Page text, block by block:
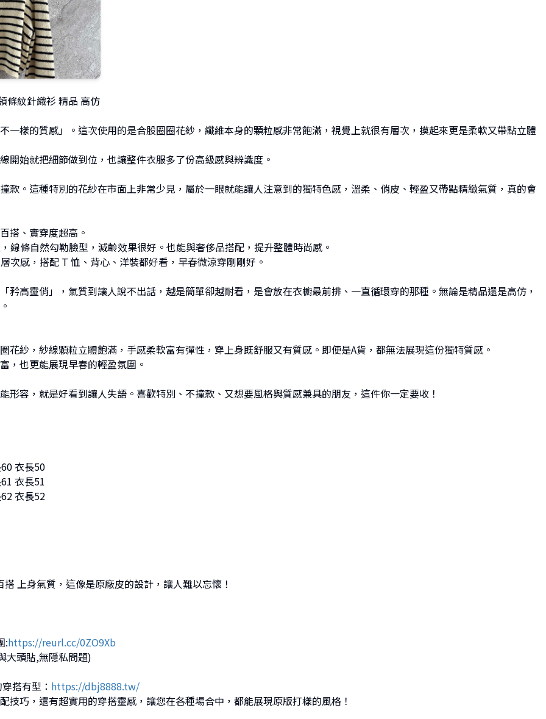
條紋針織衫 精品 高仿
一樣的質感」。這次使用的是合股圈圈花紗，纖維本身的顆粒感非常飽滿，視覺上就很有層次，摸起來更是柔軟又帶點立體
開始就把細節做到位，也讓整件衣服多了份高級感與辨識度。
款。這種特別的花紗在市面上非常少見，屬於一眼就能讓人注意到的獨特色感，溫柔、俏皮、輕盈又帶點精緻氣質，真的會
搭、實穿度超高。
線條自然勾勒臉型，減齡效果很好。也能與奢侈品搭配，提升整體時尚感。
次感，搭配 T 恤、背心、洋裝都好看，早春微涼穿剛剛好。
矜高靈俏」，氣質到讓人說不出話，越是簡單卻越耐看，是會放在衣櫥最前排、一直循環穿的那種。無論是精品還是高仿，
花紗，紗線顆粒立體飽滿，手感柔軟富有彈性，穿上身既舒服又有質感。即便是A貨，都無法展現這份獨特質感。
，也更能展現早春的輕盈氛圍。
形容，就是好看到讓人失語。喜歡特別、不撞款、又想要風格與質感兼具的朋友，這件你一定要收！
衣長50
衣長51
衣長52
上身氣質，這像是原廠皮的設計，讓人難以忘懷！
:https://reurl.cc/0ZO9Xb
大頭貼,無隱私問題)
搭有型： https://dbj8888.tw/
技巧，還有超實用的穿搭靈感，讓您在各種場合中，都能展現原版打樣的風格！